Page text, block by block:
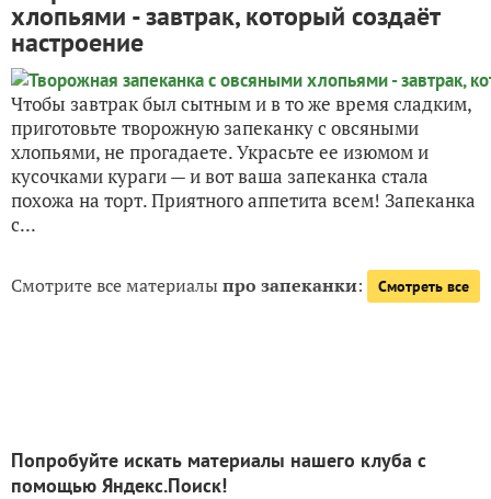
хлопьями - завтрак, который создаёт
настроение
Чтобы завтрак был сытным и в то же время сладким,
приготовьте творожную запеканку с овсяными
хлопьями, не прогадаете. Украсьте ее изюмом и
кусочками кураги — и вот ваша запеканка стала
похожа на торт. Приятного аппетита всем! Запеканка
с...
Смотрите все материалыпро запеканки: Смотреть все
Попробуйте искать материалы нашего клуба с
помощью Яндекс.Поиск!